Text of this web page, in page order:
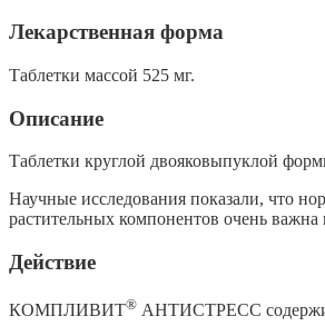
Лекарственная форма
Таблетки массой 525 мг.
Описание
Таблетки круглой двояковыпуклой
Научные исследования показали, что
растительных компонентов очень важна
Действие
КОМПЛИВИТ® АНТИСТРЕСС содержит